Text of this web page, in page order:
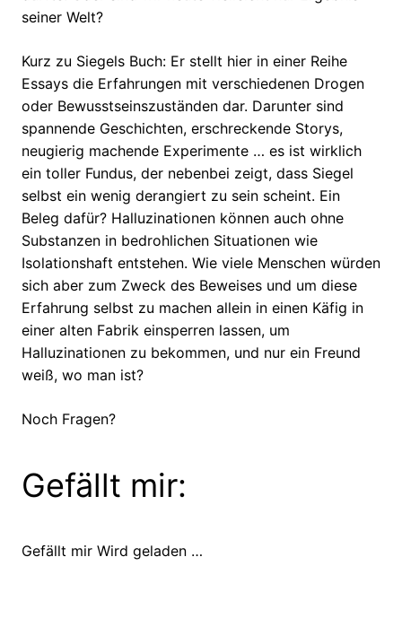
seiner Welt?
Kurz zu Siegels Buch: Er stellt hier in einer Reihe
Essays die Erfahrungen mit verschiedenen Drogen
oder Bewusstseinszuständen dar. Darunter sind
spannende Geschichten, erschreckende Storys,
neugierig machende Experimente … es ist wirklich
ein toller Fundus, der nebenbei zeigt, dass Siegel
selbst ein wenig derangiert zu sein scheint. Ein
Beleg dafür? Halluzinationen können auch ohne
Substanzen in bedrohlichen Situationen wie
Isolationshaft entstehen. Wie viele Menschen würden
sich aber zum Zweck des Beweises und um diese
Erfahrung selbst zu machen allein in einen Käfig in
einer alten Fabrik einsperren lassen, um
Halluzinationen zu bekommen, und nur ein Freund
weiß, wo man ist?
Noch Fragen?
Gefällt mir:
Gefällt mir Wird geladen …